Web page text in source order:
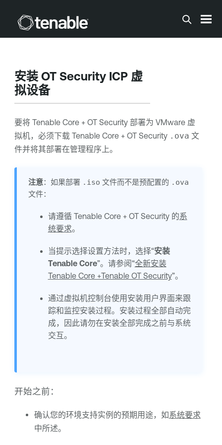
安装 OT SecurityICP 虚
拟设备
要将 Tenable Core+ OT Security部署为 VMware 虚
拟机，必须下载 Tenable Core+ OT Security .ova 文
件并将其部署在管理程序上。
注意：如果部署 .iso 文件而不是预配置的 .ova
文件：
请遵循 Tenable Core+ OT Security的系
统要求。
当提示选择设置方法时，选择“安装
Tenable Core”。请参阅“全新安装
Tenable Core +Tenable OT Security”。
通过虚拟机控制台使用安装用户界面来跟
踪和监控安装过程。安装过程全部自动完
成，因此请勿在安装全部完成之前与系统
交互。
开始之前：
确认您的环境支持实例的预期用途，如系统要求
中所述。